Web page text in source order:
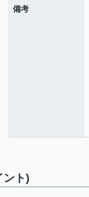
備考
ント)